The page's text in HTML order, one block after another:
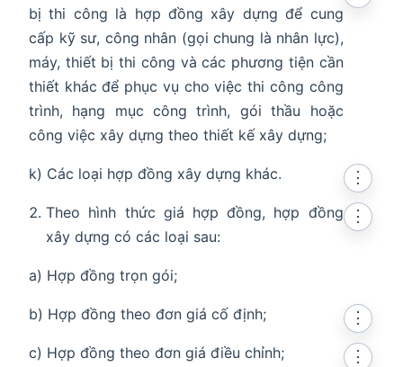
bị thi công là hợp đồng xây dựng để cung
cấp kỹ sư, công nhân (gọi chung là nhân lực),
máy, thiết bị thi công và các phương tiện cần
thiết khác để phục vụ cho việc thi công công
trình, hạng mục công trình, gói thầu hoặc
công việc xây dựng theo thiết kế xây dựng;
k) Các loại hợp đồng xây dựng khác.
⋮
Theo hình thức giá hợp đồng, hợp đồng
xây dựng có các loại sau:
⋮
a) Hợp đồng trọn gói;
b) Hợp đồng theo đơn giá cố định;
⋮
c) Hợp đồng theo đơn giá điều chỉnh;
⋮